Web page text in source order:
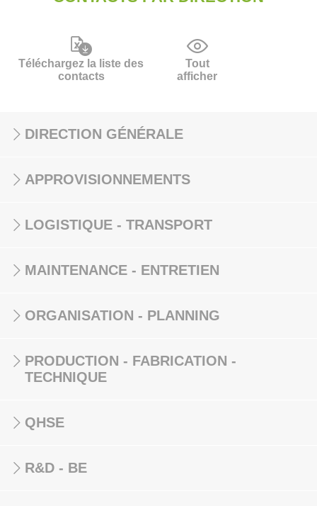
Téléchargez la liste des
contacts
Tout
afficher
DIRECTION GÉNÉRALE
APPROVISIONNEMENTS
LOGISTIQUE - TRANSPORT
MAINTENANCE - ENTRETIEN
ORGANISATION - PLANNING
PRODUCTION - FABRICATION -
TECHNIQUE
QHSE
R&D - BE